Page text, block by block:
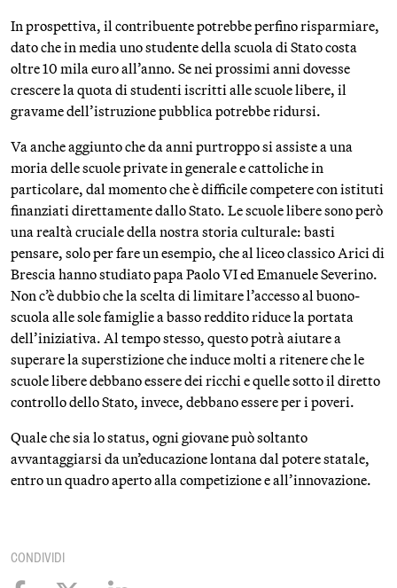
In prospettiva, il contribuente potrebbe perfino risparmiare,
dato che in media uno studente della scuola di Stato costa
oltre 10 mila euro all’anno. Se nei prossimi anni dovesse
crescere la quota di studenti iscritti alle scuole libere, il
gravame dell’istruzione pubblica potrebbe ridursi.
Va anche aggiunto che da anni purtroppo si assiste a una
moria delle scuole private in generale e cattoliche in
particolare, dal momento che è difficile competere con istituti
finanziati direttamente dallo Stato. Le scuole libere sono però
una realtà cruciale della nostra storia culturale: basti
pensare, solo per fare un esempio, che al liceo classico Arici di
Brescia hanno studiato papa Paolo VI ed Emanuele Severino.
Non c’è dubbio che la scelta di limitare l’accesso al buono-
scuola alle sole famiglie a basso reddito riduce la portata
dell’iniziativa. Al tempo stesso, questo potrà aiutare a
superare la superstizione che induce molti a ritenere che le
scuole libere debbano essere dei ricchi e quelle sotto il diretto
controllo dello Stato, invece, debbano essere per i poveri.
Quale che sia lo status, ogni giovane può soltanto
avvantaggiarsi da un’educazione lontana dal potere statale,
entro un quadro aperto alla competizione e all’innovazione.
CONDIVIDI